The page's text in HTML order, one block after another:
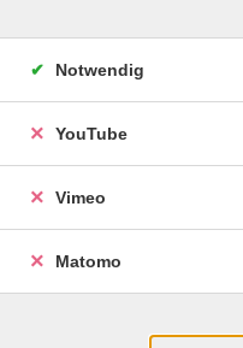
08:30 – 11:45 Uhr
08:30 – 11:45 Uhr
Notwendig
YouTube
Vimeo
Matomo